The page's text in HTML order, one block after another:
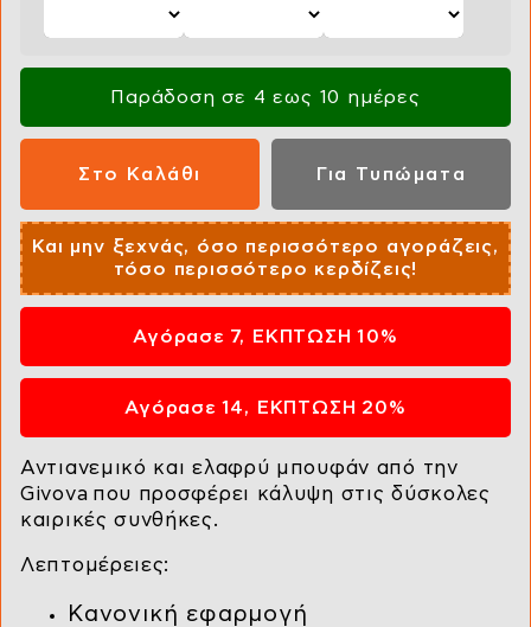
Παράδοση σε 4 εως 10 ημέρες
Και μην ξεχνάς, όσο περισσότερο αγοράζεις,
τόσο περισσότερο κερδίζεις!
Αγόρασε 7, ΕΚΠΤΩΣΗ 10%
Αγόρασε 14, ΕΚΠΤΩΣΗ 20%
Αντιανεμικό και ελαφρύ μπουφάν από την
Givova που προσφέρει κάλυψη στις δύσκολες
καιρικές συνθήκες.
Λεπτομέρειες:
Κανονική εφαρμογή